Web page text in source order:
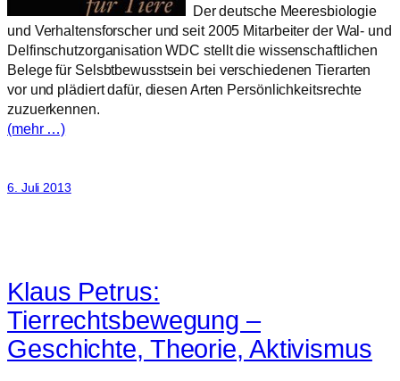
Der deutsche Meeresbiologie
und Verhaltensforscher und seit 2005 Mitarbeiter der Wal- und
Delfinschutzorganisation WDC stellt die wissenschaftlichen
Belege für Selsbtbewusstsein bei verschiedenen Tierarten
vor und plädiert dafür, diesen Arten Persönlichkeitsrechte
zuzuerkennen.
(mehr …)
6. Juli 2013
Klaus Petrus:
Tierrechtsbewegung –
Geschichte, Theorie, Aktivismus